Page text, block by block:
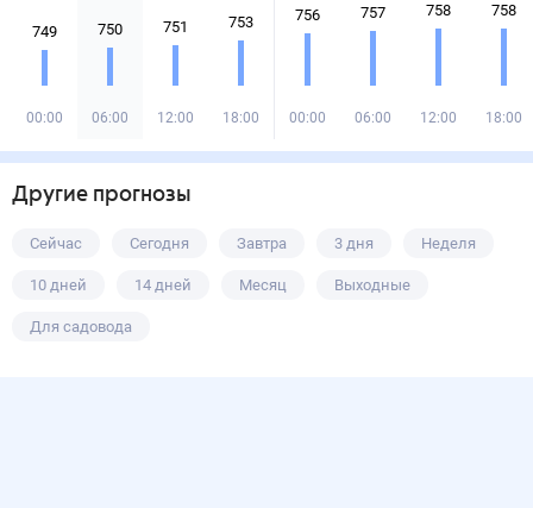
749
00:00
750
06:00
751
12:00
753
18:00
756
00:00
757
06:00
758
12:00
758
18:00
Другие прогнозы
Сейчас Сегодня Завтра 3 дня Неделя
10 дней 14 дней Месяц Выходные
Для садовода